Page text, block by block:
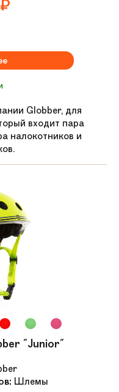
₽
Globber, для
входит пара
налокотников и
"Junior"
Шлемы